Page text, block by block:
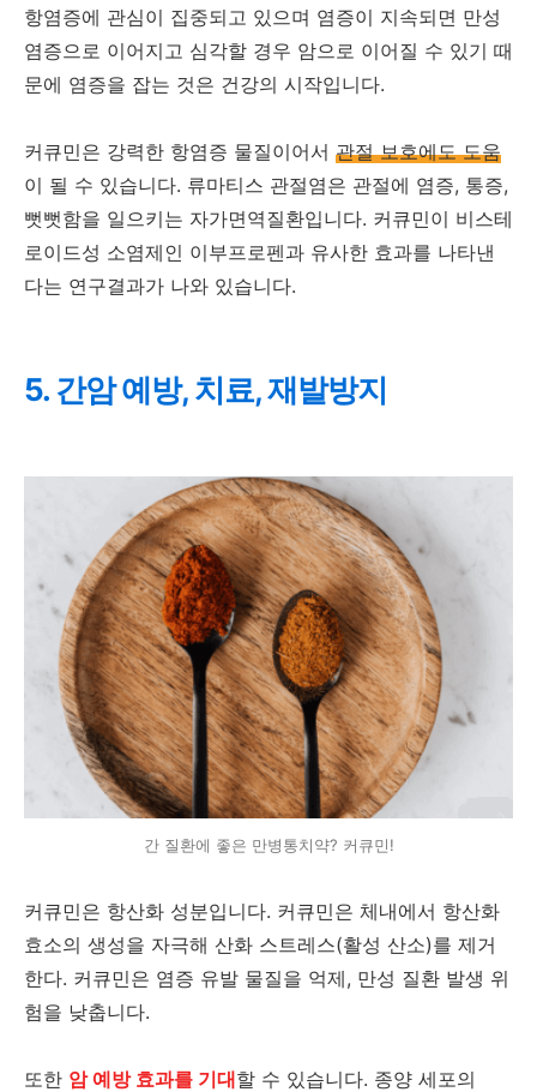
항염증에 관심이 집중되고 있으며 염증이 지속되면 만성
염증으로 이어지고 심각할 경우 암으로 이어질 수 있기 때
문에 염증을 잡는 것은 건강의 시작입니다.
커큐민은 강력한 항염증 물질이어서 관절 보호에도 도움
이 될 수 있습니다. 류마티스 관절염은 관절에 염증, 통증,
뻣뻣함을 일으키는 자가면역질환입니다. 커큐민이 비스테
로이드성 소염제인 이부프로펜과 유사한 효과를 나타낸
다는 연구결과가 나와 있습니다.
5. 간암 예방, 치료, 재발방지
간 질환에 좋은 만병통치약? 커큐민!
커큐민은 항산화 성분입니다. 커큐민은 체내에서 항산화
효소의 생성을 자극해 산화 스트레스(활성 산소)를 제거
한다. 커큐민은 염증 유발 물질을 억제, 만성 질환 발생 위
험을 낮춥니다.
또한 암 예방 효과를 기대할 수 있습니다. 종양 세포의